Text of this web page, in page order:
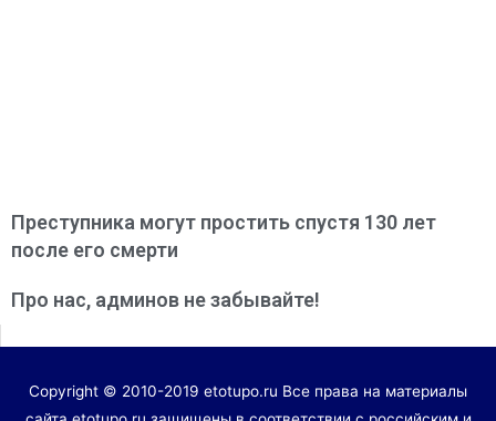
Преступника могут простить спустя 130 лет
после его смерти
Про нас, админов не забывайте!
Copyright © 2010-2019 etotupo.ru Все права на материалы